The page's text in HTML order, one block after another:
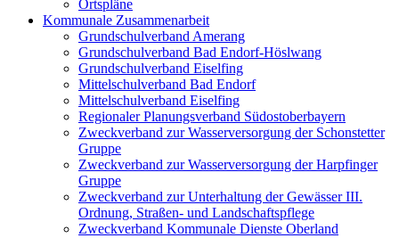
Ortspläne
Kommunale Zusammenarbeit
Grundschulverband Amerang
Grundschulverband Bad Endorf-Höslwang
Grundschulverband Eiselfing
Mittelschulverband Bad Endorf
Mittelschulverband Eiselfing
Regionaler Planungsverband Südostoberbayern
Zweckverband zur Wasserversorgung der Schonstetter
Gruppe
Zweckverband zur Wasserversorgung der Harpfinger
Gruppe
Zweckverband zur Unterhaltung der Gewässer III.
Ordnung, Straßen- und Landschaftspflege
Zweckverband Kommunale Dienste Oberland